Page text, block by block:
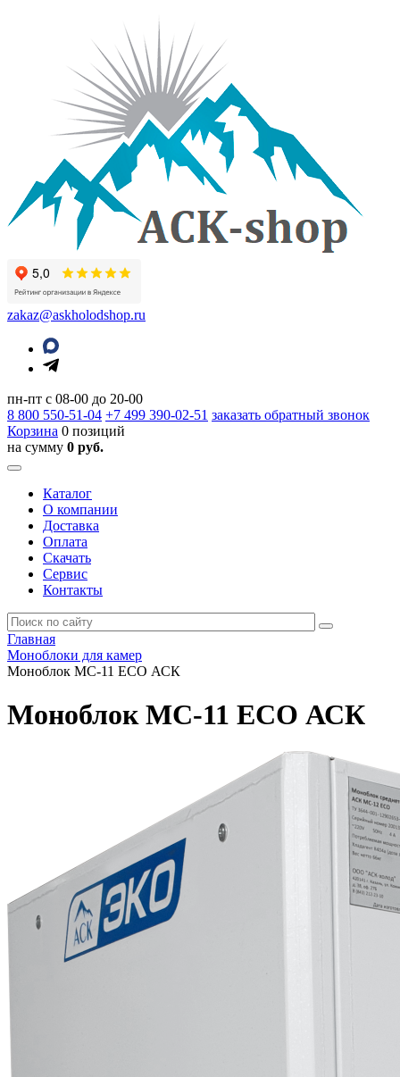
zakaz@askholodshop.ru
пн-пт с 08-00 до 20-00
8 800 550-51-04 +7 499 390-02-51 заказать обратный звонок
Корзина 0 позиций
на сумму 0 руб.
Каталог
О компании
Доставка
Оплата
Скачать
Сервис
Контакты
Главная
Моноблоки для камер
Моноблок МС-11 ECO АСК
Моноблок МС-11 ECO АСК